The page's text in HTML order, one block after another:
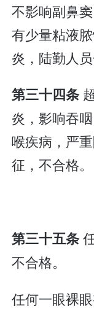
不影响副鼻
有少量粘液
炎，陆勤人员
第三十四条
炎，影响吞
喉疾病，严
征，不合格。
第三十五条
不合格。
任何一眼裸